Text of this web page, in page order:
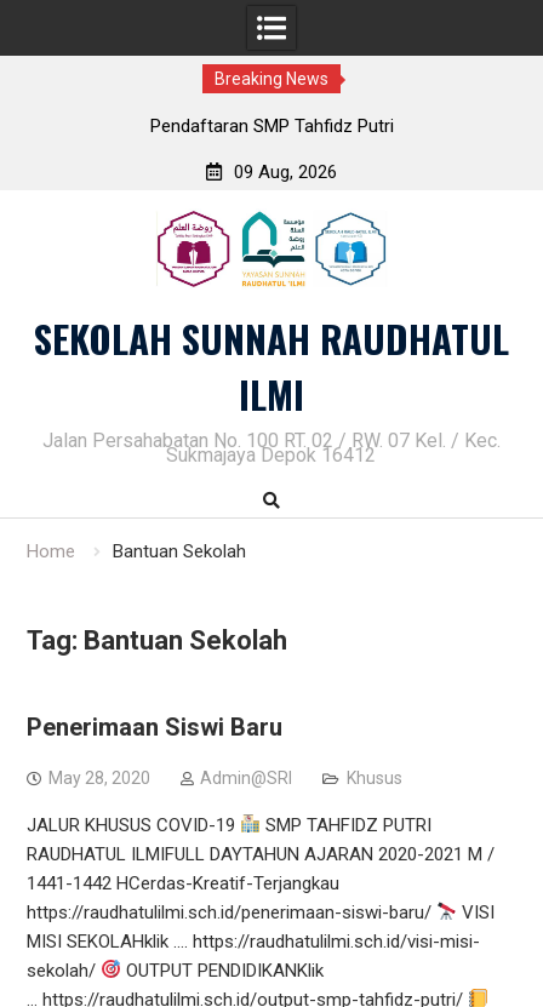
Breaking News
Pendaftaran SMP Tahfidz Putri
09 Aug, 2026
SEKOLAH SUNNAH RAUDHATUL
ILMI
Jalan Persahabatan No. 100 RT. 02 / RW. 07 Kel. / Kec.
Sukmajaya Depok 16412
Home Bantuan Sekolah
Tag: Bantuan Sekolah
Penerimaan Siswi Baru
May 28, 2020 Admin@SRI Khusus
JALUR KHUSUS COVID-19
SMP TAHFIDZ PUTRI
RAUDHATUL ILMIFULL DAYTAHUN AJARAN 2020-2021 M /
1441-1442 HCerdas-Kreatif-Terjangkau
https://raudhatulilmi.sch.id/penerimaan-siswi-baru/
VISI
MISI SEKOLAHklik …. https://raudhatulilmi.sch.id/visi-misi-
sekolah/
OUTPUT PENDIDIKANKlik
… https://raudhatulilmi.sch.id/output-smp-tahfidz-putri/